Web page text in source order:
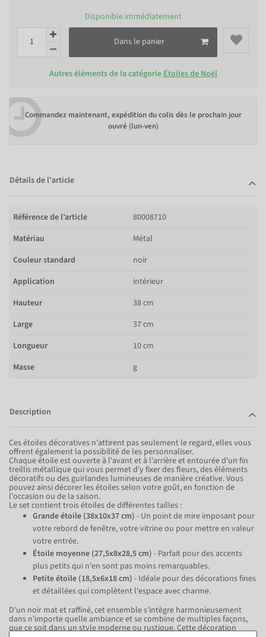
Disponible immédiatement
Dans le panier
Autres éléments de la catégorie Étoiles de Noël
Commandez maintenant, expédition du colis dès le prochain jour
ouvré (lun-ven)
Détails de l'article
Référence de l’article
80008710
Matériau
Métal
Couleur standard
noir
Application
intérieur
Hauteur
38 cm
Large
37 cm
Longueur
10 cm
Masse
g
Description
Ces étoiles décoratives n'attirent pas seulement le regard, elles vous
offrent également la possibilité de les personnaliser.
Chaque étoile est ouverte à l'avant et à l'arrière et entourée d'un fin
treillis métallique qui vous permet d'y fixer des fleurs, des éléments
décoratifs ou des guirlandes lumineuses de manière créative. Vous
pouvez ainsi décorer les étoiles selon votre goût, en fonction de
l'occasion ou de la saison.
Le set contient trois étoiles de différentes tailles :
Grande étoile (38x10x37 cm) - Un point de mire imposant pour
votre rebord de fenêtre, votre vitrine ou pour mettre en valeur
votre entrée.
Étoile moyenne (27,5x8x28,5 cm) - Parfait pour des accents
plus petits qui n'en sont pas moins remarquables.
Petite étoile (18,5x6x18 cm) - Idéale pour des décorations fines
et détaillées qui complètent l'espace avec charme.
D'un noir mat et raffiné, cet ensemble s'intègre harmonieusement
dans n'importe quelle ambiance et se combine de multiples façons,
que ce soit dans un style moderne ou rustique. Cette décoration